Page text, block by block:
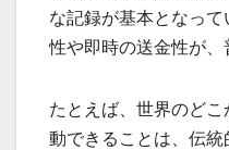
な記録が基本となっ
性や即時の送金性が、
たとえば、世界のど
動できることは、伝